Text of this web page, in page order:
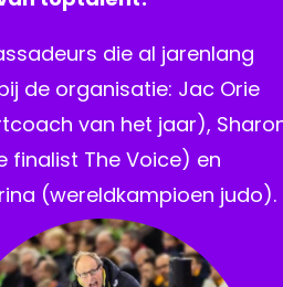
die al jarenlang
de organisatie: Jac Orie
van het jaar),
finalist The Voice) en
(wereldkampioen judo).